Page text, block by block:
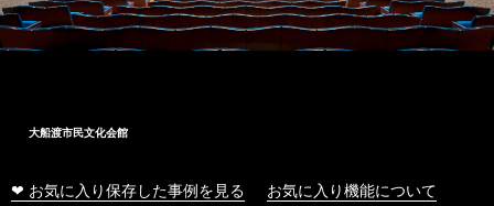
大船渡市民文化会館
❤ お気に入り保存した事例を見る お気に入り機能について